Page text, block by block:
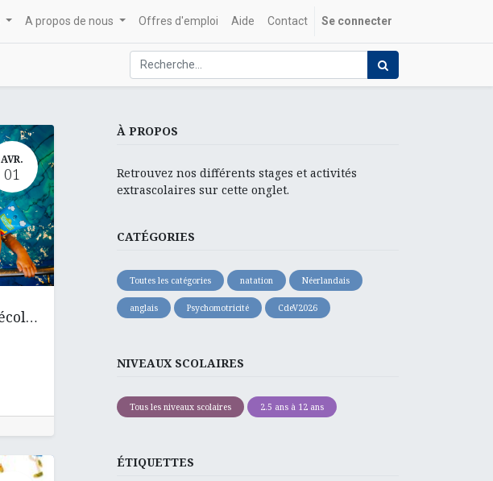
A propos de nous Offres d'emploi Aide Contact Se connecter
AVR.
01
Cours de natation pour les écoles : Hennuyères , Ronquières et Henripont
À PROPOS
Retrouvez nos différents stages et activités
extrascolaires sur cette onglet.
CATÉGORIES
Toutes les catégories natation Néerlandais
anglais Psychomotricité CdeV2026
NIVEAUX SCOLAIRES
Tous les niveaux scolaires 2.5 ans à 12 ans
ÉTIQUETTES